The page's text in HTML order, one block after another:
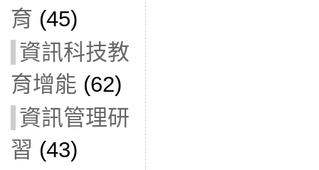
育 (45)
資訊科技教
育增能 (62)
資訊管理研
習 (43)